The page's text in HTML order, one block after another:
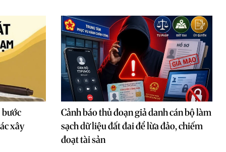
xây
Cảnh báo thủ đoạn giả danh cán bộ làm
sạch dữ liệu đất đai để lừa đảo, chiếm
đoạt tài sản